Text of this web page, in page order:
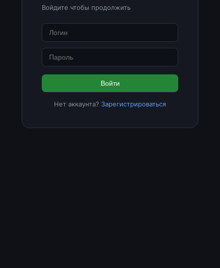
Войдите чтобы продолжить
Войти
Нет аккаунта? Зарегистрироваться